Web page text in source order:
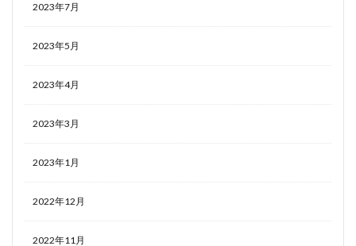
2023年7月
2023年5月
2023年4月
2023年3月
2023年1月
2022年12月
2022年11月